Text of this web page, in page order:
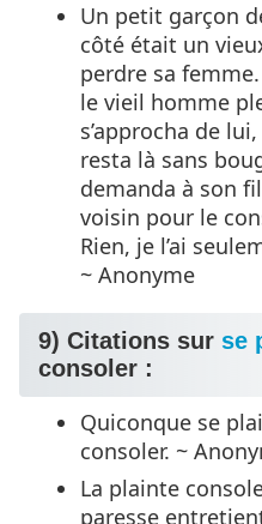
Un petit garçon
côté était un
perdre sa
le vieil homme
s’approcha de
resta là sans
demanda à son
voisin pour le
Rien, je l’ai
~ Anonyme
9) Citations sur se
consoler :
Quiconque se
consoler. ~
La plainte
paresse